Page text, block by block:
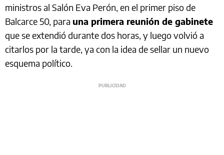
ministros al Salón Eva Perón, en el primer piso de
Balcarce 50, para una primera reunión de gabinete
que se extendió durante dos horas, y luego volvió a
citarlos por la tarde, ya con la idea de sellar un nuevo
esquema político.